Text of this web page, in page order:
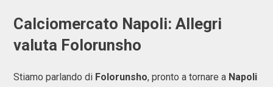
Calciomercato Napoli: Allegri
valuta Folorunsho
Stiamo parlando di Folorunsho, pronto a tornare a Napoli